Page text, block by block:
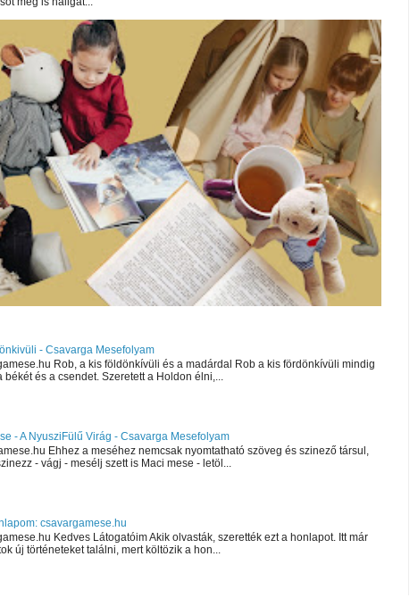
- Csavarga Mesefolyam
Rob, a kis földönkívüli és a madárdal Rob a kis fördönkívüli mindig
békét és a csendet. Szeretett a Holdon élni,...
- A NyusziFülű Virág - Csavarga Mesefolyam
Ehhez a meséhez nemcsak nyomtatható szöveg és szinező társul,
- vágj - mesélj szett is Maci mese - letöl...
csavargamese.hu
Kedves Látogatóim Akik olvasták, szerették ezt a honlapot. Itt már
új történeteket találni, mert költözik a hon...